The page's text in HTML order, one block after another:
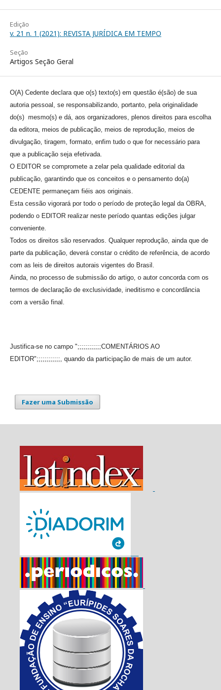
Edição
v. 21 n. 1 (2021): REVISTA JURÍDICA EM TEMPO
Seção
Artigos Seção Geral
O(A) Cedente declara que o(s) texto(s) em questão é(são) de sua
autoria pessoal, se responsabilizando, portanto, pela originalidade
do(s) mesmo(s) e dá, aos organizadores, plenos direitos para escolha
da editora, meios de publicação, meios de reprodução, meios de
divulgação, tiragem, formato, enfim tudo o que for necessário para
que a publicação seja efetivada.
O EDITOR se compromete a zelar pela qualidade editorial da
publicação, garantindo que os conceitos e o pensamento do(a)
CEDENTE permaneçam fiéis aos originais.
Esta cessão vigorará por todo o período de proteção legal da OBRA,
podendo o EDITOR realizar neste período quantas edições julgar
conveniente.
Todos os direitos são reservados. Qualquer reprodução, ainda que de
parte da publicação, deverá constar o crédito de referência, de acordo
com as leis de direitos autorais vigentes do Brasil.
Ainda, no processo de submissão do artigo, o autor concorda com os
termos de declaração de exclusividade, ineditismo e concordância
com a versão final.
Justifica-se no campo ";;;;;;;;;;;;COMENTÁRIOS AO
EDITOR";;;;;;;;;;;;, quando da participação de mais de um autor.
Fazer uma Submissão